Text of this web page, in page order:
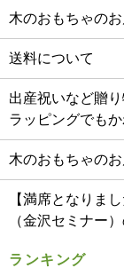
木のおもちゃの
送料について
出産祝いなど贈
ラッピングでも
木のおもちゃの
【満席となりま
（金沢セミナー
ランキング